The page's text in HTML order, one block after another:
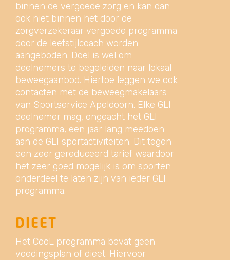
binnen de vergoede zorg en kan dan
ook niet binnen het door de
zorgverzekeraar vergoede programma
door de leefstijlcoach worden
aangeboden. Doel is wel om
deelnemers te begeleiden naar lokaal
beweegaanbod. Hiertoe leggen we ook
contacten met de beweegmakelaars
van Sportservice Apeldoorn. Elke GLI
deelnemer mag, ongeacht het GLI
programma, een jaar lang meedoen
aan de GLI sportactiviteiten. Dit tegen
een zeer gereduceerd tarief waardoor
het zeer goed mogelijk is om sporten
onderdeel te laten zijn van ieder GLI
programma.
DIEET
Het CooL programma bevat geen
voedingsplan of dieet. Hiervoor